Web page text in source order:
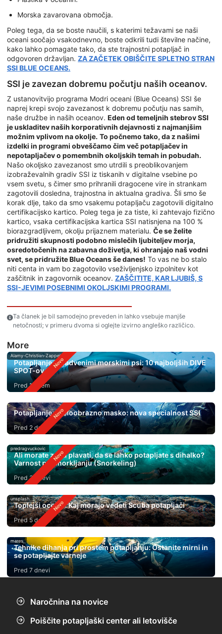
Morska zavarovana območja.
Poleg tega, da se boste naučili, s katerimi težavami se naši
oceani soočajo vsakodnevno, boste odkrili tudi številne načine,
kako lahko pomagate tako, da ste trajnostni potapljač in
odgovoren državljan. ZA ZAČETEK OBIŠČITE SPLETNO STRAN
SSI BLUE OCEANS.
SSI je zavezan dobremu počutju naših oceanov.
Z ustanovitvijo programa Modri oceani (Blue Oceans) SSI še
naprej krepi svojo zavezanost k dobremu počutju nas samih,
naše družbe in naših oceanov. Eden od temeljnih stebrov SSI
je uskladitev naših korporativnih dejavnosti z najmanjšim
možnim vplivom na okolje. To počnemo tako, da z našimi
izdelki in programi obveščamo čim več potapljačev in
nepotapljačev o pomembnih okoljskih temah in pobudah.
Našo okoljsko zavezanost smo utrdili s preoblikovanjem
izobraževalnih gradiv SSI iz tiskanih v digitalne vsebine po
vsem svetu, s čimer smo prihranili dragocene vire in strankam
zagotovili dosledna, trajnostna in aktualna gradiva. Šli smo še
korak dlje, tako da smo vsakemu potapljaču zagotovili digitalno
certifikacijsko kartico. Poleg tega je za tiste, ki zahtevajo fizično
kartico, vsaka certifikacijska kartica SSI natisnjena na 100 %
biorazgradljivem, okolju prijaznem materialu. Če se želite
pridružiti skupnosti podobno mislečih ljubiteljev morja,
osredotočenih na zabavna doživetja, ki ohranjajo naš vodni
svet, se pridružite Blue Oceans še danes! To vas ne bo stalo
niti centa in vam bo zagotovilo vseživljenjsko izpolnitev kot
zaščitnik in zagovornik oceanov. ZAŠČITITE, KAR LJUBIŠ, S
SSI-JEVIMI POSEBNIMI OKOLJSKIMI PROGRAMI.
Ta članek je bil samodejno preveden in lahko vsebuje manjše
netočnosti; v primeru dvoma si oglejte izvirno angleško različico.
More
Alamy-Christian-Zappel
Potapljanje s kladvenimi morskimi psi: 10 najboljših DIVE
SPOT-ov
Pred 1 dnem
Potapljanje s celoobrazno masko: nova specialnost SSI
Pred 2 dnevi
predragvuckovic
Ali morate znati plavati, da se lahko potapljate s dihalko?
Varnost pri Snorkljanju (Snorkeling)
Pred 3 dnevi
unsplash
Toplejši oceani: Kaj morajo vedeti Scuba potapljači
Pred 5 dnevi
mares
Tehnike dihanja pri prostem potapljanju: Ostanite mirni in
se potapljajte varneje
Pred 7 dnevi
Naročnina na novice
Poiščite potapljaški center ali letovišče